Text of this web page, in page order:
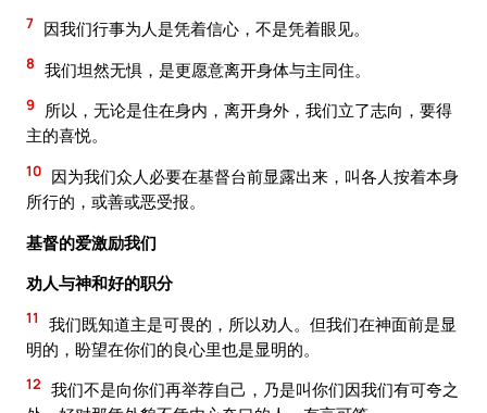
7 因我们行事为人是凭着信心，不是凭着眼见。
8 我们坦然无惧，是更愿意离开身体与主同住。
9
所以，无论是住在身内，离开身外，我们立了志向，要得
主的喜悦。
10 因为我们众人必要在基督台前显露出来，叫各人按着本身
所行的，或善或恶受报。
基督的爱激励我们
劝人与神和好的职分
11
我们既知道主是可畏的，所以劝人。但我们在神面前是显
明的，盼望在你们的良心里也是显明的。
12 我们不是向你们再举荐自己，乃是叫你们因我们有可夸之